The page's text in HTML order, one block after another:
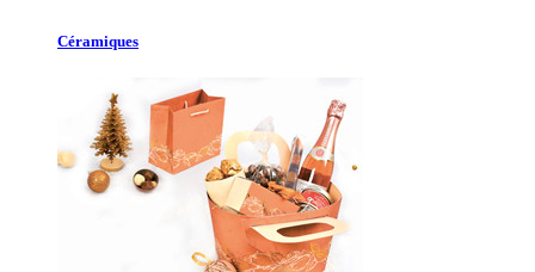
Céramiques